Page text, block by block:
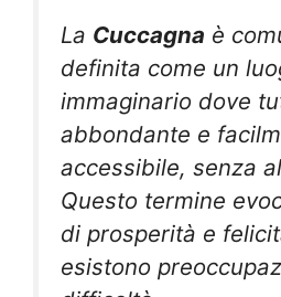
La Cuccagna è
definita come un
immaginario dove
abbondante e
accessibile, senza
Questo termine
di prosperità e
esistono